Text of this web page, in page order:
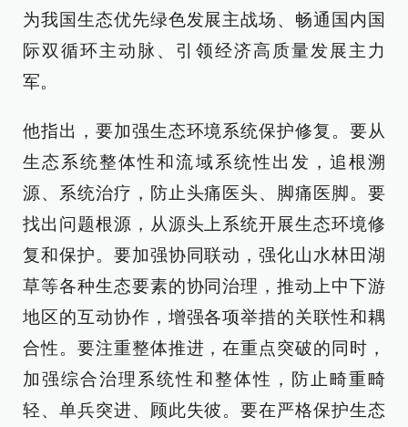
为我国生态优先绿色发展主战场、畅通国内国
际双循环主动脉、引领经济高质量发展主力
军。
他指出，要加强生态环境系统保护修复。要从
生态系统整体性和流域系统性出发，追根溯
源、系统治疗，防止头痛医头、脚痛医脚。要
找出问题根源，从源头上系统开展生态环境修
复和保护。要加强协同联动，强化山水林田湖
草等各种生态要素的协同治理，推动上中下游
地区的互动协作，增强各项举措的关联性和耦
合性。要注重整体推进，在重点突破的同时，
加强综合治理系统性和整体性，防止畸重畸
轻、单兵突进、顾此失彼。要在严格保护生态